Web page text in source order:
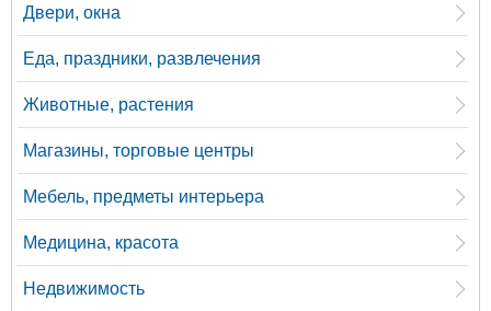
Двери, окна
Еда, праздники, развлечения
Животные, растения
Магазины, торговые центры
Мебель, предметы интерьера
Медицина, красота
Недвижимость